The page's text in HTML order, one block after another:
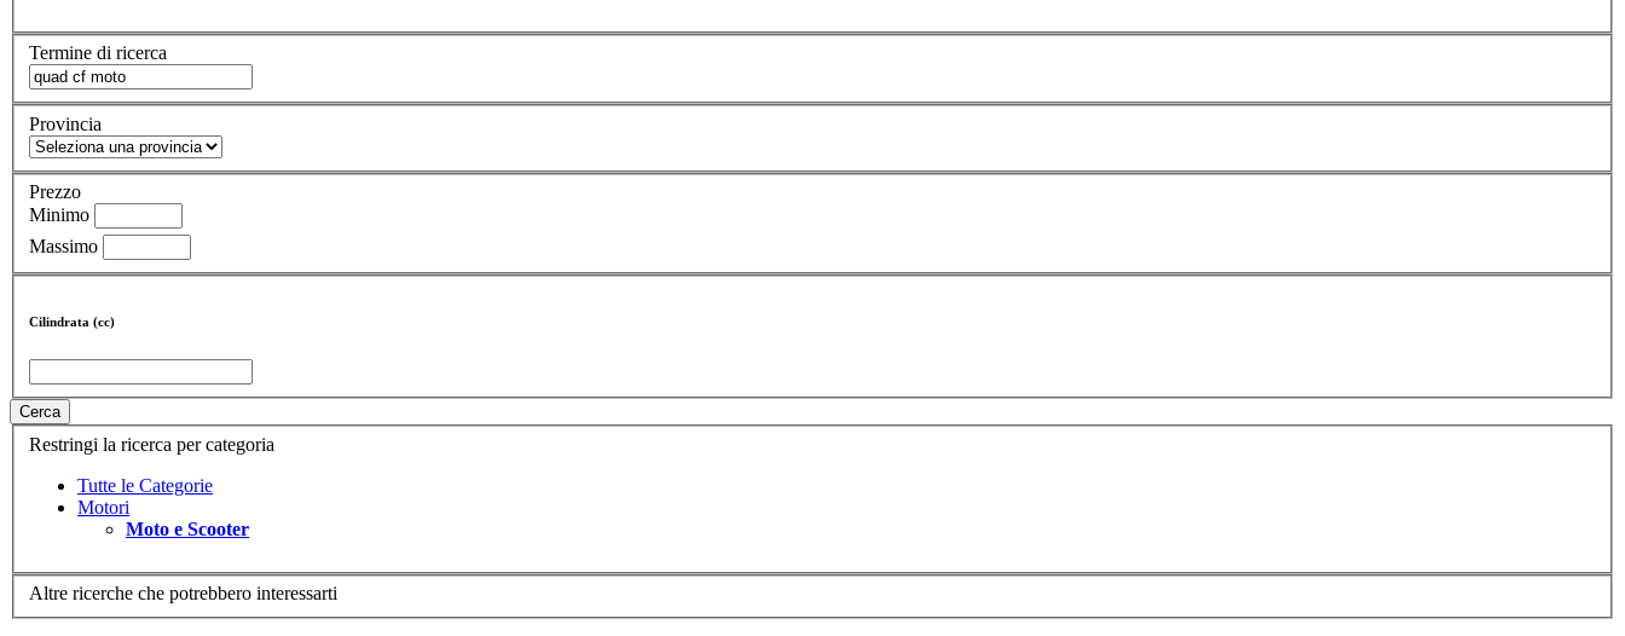
Termine di ricerca
Provincia
Prezzo
Minimo
Massimo
Cilindrata (cc)
Cerca
Restringi la ricerca per categoria
Tutte le Categorie
Motori
Moto e Scooter
Altre ricerche che potrebbero interessarti